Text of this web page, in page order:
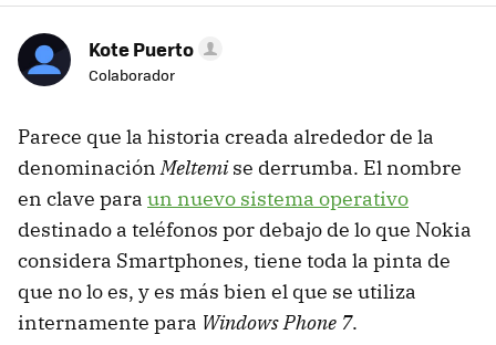
Kote Puerto
Colaborador
Parece que la historia creada alrededor de la
denominaciónMeltemise derrumba. El nombre
en clave para un nuevo sistema operativo
destinado a teléfonos por debajo de lo que Nokia
considera Smartphones, tiene toda la pinta de
que no lo es, y es más bien el que se utiliza
internamente para Windows Phone 7.